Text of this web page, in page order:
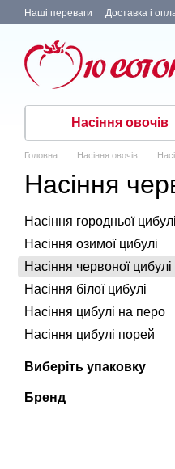
Перейти до основного
Наші переваги Доставка і
Насіння овочів
Головна Насіння овочів
Насіння
Насіння городньої цибулі
Насіння озимої цибулі
Насіння червоної цибулі
Насіння білої цибулі
Насіння цибулі на перо
Насіння цибулі порей
Виберіть упаковку
Бренд